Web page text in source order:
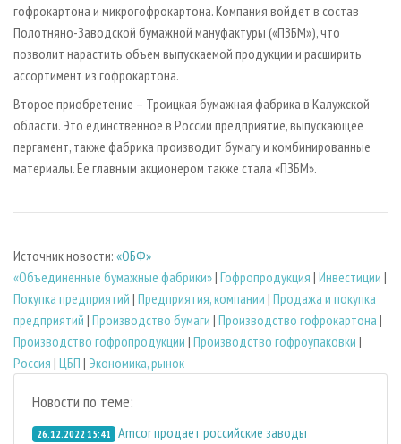
БИОЭНЕРГЕТИКА
ЦБП
ИНСТРУМЕНТ И МАТЕРИАЛЫ
RUSSIAN FORESTRY REVIEW
ГАЗЕТА ЛЕСПРОМФОРУМ
БИБЛИОТЕКА СПЕЦИАЛИСТА
гофрокартона и микрогофрокартона. Компания войдет в состав
Полотняно-Заводской бумажной мануфактуры («ПЗБМ»), что
позволит нарастить объем выпускаемой продукции и расширить
ассортимент из гофрокартона.
Второе приобретение – Троицкая бумажная фабрика в Калужской
области. Это единственное в России предприятие, выпускающее
пергамент, также фабрика производит бумагу и комбинированные
материалы. Ее главным акционером также стала «ПЗБМ».
Источник новости: «ОБФ»
«Объединенные бумажные фабрики»| Гофропродукция | Инвестиции |
Покупка предприятий | Предприятия, компании | Продажа и покупка
предприятий | Производство бумаги | Производство гофрокартона |
Производство гофропродукции | Производство гофроупаковки |
Россия | ЦБП | Экономика, рынок
Новости по теме:
26.12.2022 15:41 Amcor продает российские заводы